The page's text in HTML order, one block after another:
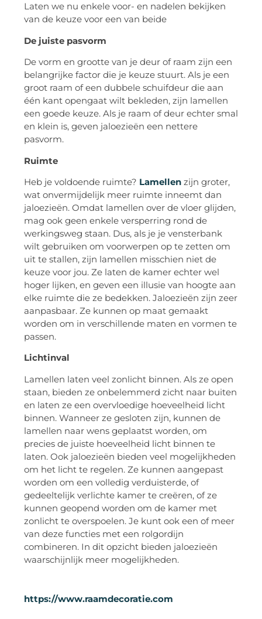
Laten we nu enkele voor- en nadelen bekijken
van de keuze voor een van beide
De juiste pasvorm
De vorm en grootte van je deur of raam zijn een
belangrijke factor die je keuze stuurt. Als je een
groot raam of een dubbele schuifdeur die aan
één kant opengaat wilt bekleden, zijn lamellen
een goede keuze. Als je raam of deur echter smal
en klein is, geven jaloezieën een nettere
pasvorm.
Ruimte
Heb je voldoende ruimte? Lamellen zijn groter,
wat onvermijdelijk meer ruimte inneemt dan
jaloezieën. Omdat lamellen over de vloer glijden,
mag ook geen enkele versperring rond de
werkingsweg staan. Dus, als je je vensterbank
wilt gebruiken om voorwerpen op te zetten om
uit te stallen, zijn lamellen misschien niet de
keuze voor jou. Ze laten de kamer echter wel
hoger lijken, en geven een illusie van hoogte aan
elke ruimte die ze bedekken. Jaloezieën zijn zeer
aanpasbaar. Ze kunnen op maat gemaakt
worden om in verschillende maten en vormen te
passen.
Lichtinval
Lamellen laten veel zonlicht binnen. Als ze open
staan, bieden ze onbelemmerd zicht naar buiten
en laten ze een overvloedige hoeveelheid licht
binnen. Wanneer ze gesloten zijn, kunnen de
lamellen naar wens geplaatst worden, om
precies de juiste hoeveelheid licht binnen te
laten. Ook jaloezieën bieden veel mogelijkheden
om het licht te regelen. Ze kunnen aangepast
worden om een volledig verduisterde, of
gedeeltelijk verlichte kamer te creëren, of ze
kunnen geopend worden om de kamer met
zonlicht te overspoelen. Je kunt ook een of meer
van deze functies met een rolgordijn
combineren. In dit opzicht bieden jaloezieën
waarschijnlijk meer mogelijkheden.
https://www.raamdecoratie.com